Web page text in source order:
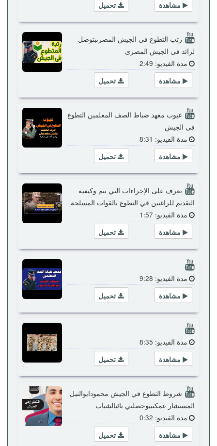
تحميل
مشاهدة
رتب التطوع في الجيش المصرىبتوصل
لرائد فى الجيش المصرى
مدة الفيديو: 2:49
تحميل
مشاهدة
عيوب معهد ضباط الصف المعلمين التطوع
فى الجيش
مدة الفيديو: 8:31
تحميل
مشاهدة
تعرف على الإجراءات التي تتم وكيفية
التقديم للراغبين في التطوع بالقوات المسلحة
مدة الفيديو: 1:57
تحميل
مشاهدة
مدة الفيديو: 9:28
تحميل
مشاهدة
مدة الفيديو: 8:35
تحميل
مشاهدة
شروط التطوع في الجيش محمودابوالنيل
المستشار عمكتبيوحصلني نائبالشباب
مدة الفيديو: 0:32
تحميل
مشاهدة